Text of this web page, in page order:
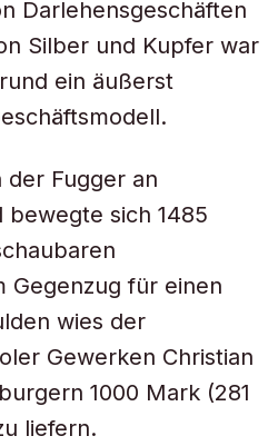
Darlehensgeschäften
Silber und Kupfer war
ein äußerst
der Fugger an
bewegte sich 1485
Gegenzug für einen
wies der
Gewerken Christian
1000 Mark (281
liefern.